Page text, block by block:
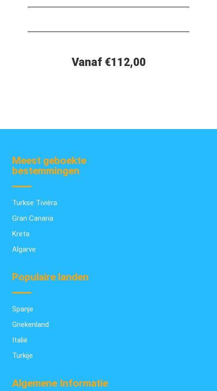
Vanaf €112,00
Meest geboekte
bestemmingen
Turkse Tivièra
Gran Canaria
Kreta
Algarve
Populaire landen
Spanje
Griekenland
Italië
Turkije
Algemene Informatie